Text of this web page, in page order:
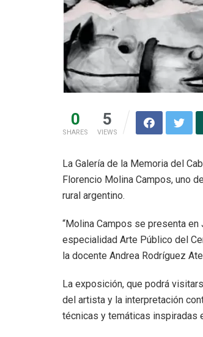
0
SHARES
5
VIEWS
La Galería de la Memoria del
Florencio Molina Campos, uno
rural argentino.
“Molina Campos se presenta
especialidad Arte Público del
la docente Andrea Rodríguez
La exposición, que podrá
del artista y la interpretación
técnicas y temáticas inspiradas